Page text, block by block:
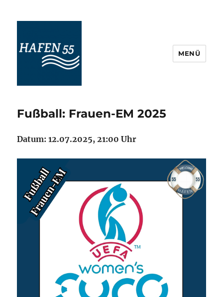
Ostfriesland
MENÜ
Fußball: Frauen-EM 2025
Datum: 12.07.2025, 21:00 Uhr